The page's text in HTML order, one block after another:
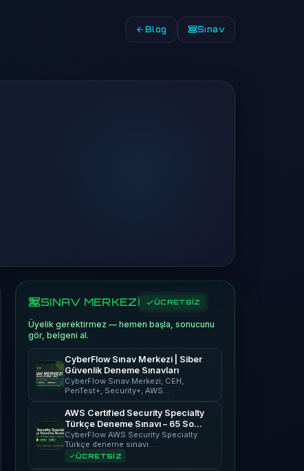
Blog Sınav
SINAV MERKEZİ ÜCRETSİZ
Üyelik gerektirmez — hemen başla, sonucunu
gör, belgeni al.
CyberFlow Sınav Merkezi | Siber
Güvenlik Deneme Sınavları
CyberFlow Sınav Merkezi; CEH,
PenTest+, Security+, AWS…
AWS Certified Security Specialty
Türkçe Deneme Sınavı – 65 Soru
| CyberFlow
CyberFlow AWS Security Specialty
Türkçe deneme sınavı…
ÜCRETSİZ